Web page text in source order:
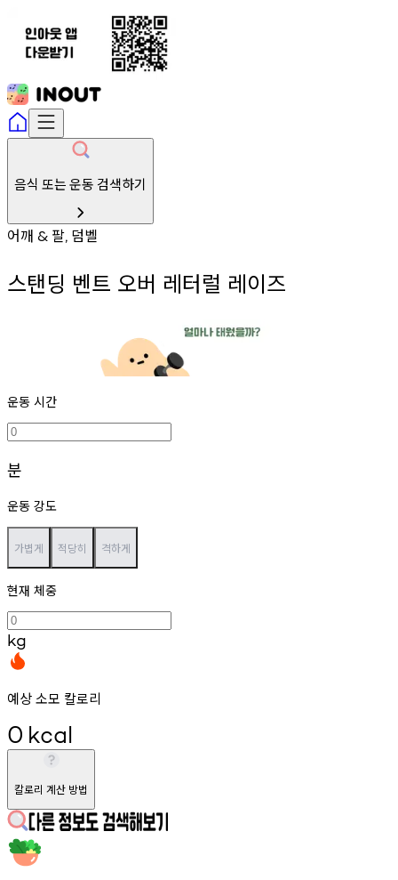
음식 또는 운동 검색하기
어깨 & 팔, 덤벨
스탠딩 벤트 오버 레터럴 레이즈
운동 시간
분
운동 강도
가볍게 적당히 격하게
현재 체중
kg
예상 소모 칼로리
0 kcal
칼로리 계산 방법